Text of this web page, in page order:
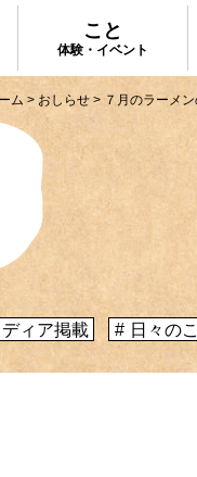
こと
体験・イベント
い
道
手作りのお
ム > おしらせ > ７月のラーメ
ディア掲載 日々の